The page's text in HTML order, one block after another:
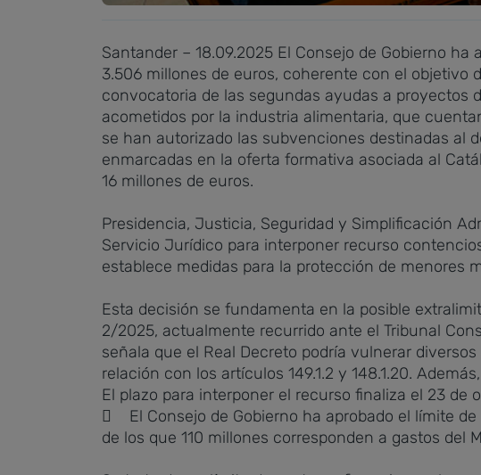
Santander – 18.09.2025 El Consejo de Gobierno
3.506 millones de euros, coherente con el objetivo
convocatoria de las segundas ayudas a
acometidos por la industria alimentaria, que
se han autorizado las subvenciones destinadas al
enmarcadas en la oferta formativa asociada al
16 millones de euros.
Presidencia, Justicia, Seguridad y Simplificación
Servicio Jurídico para interponer recurso
establece medidas para la protección de menores
Esta decisión se fundamenta en la posible
2/2025, actualmente recurrido ante el Tribunal
señala que el Real Decreto podría vulnerar
relación con los artículos 149.1.2 y 148.1.20.
El plazo para interponer el recurso finaliza el 23 de
 El Consejo de Gobierno ha aprobado el límite
de los que 110 millones corresponden a gastos del